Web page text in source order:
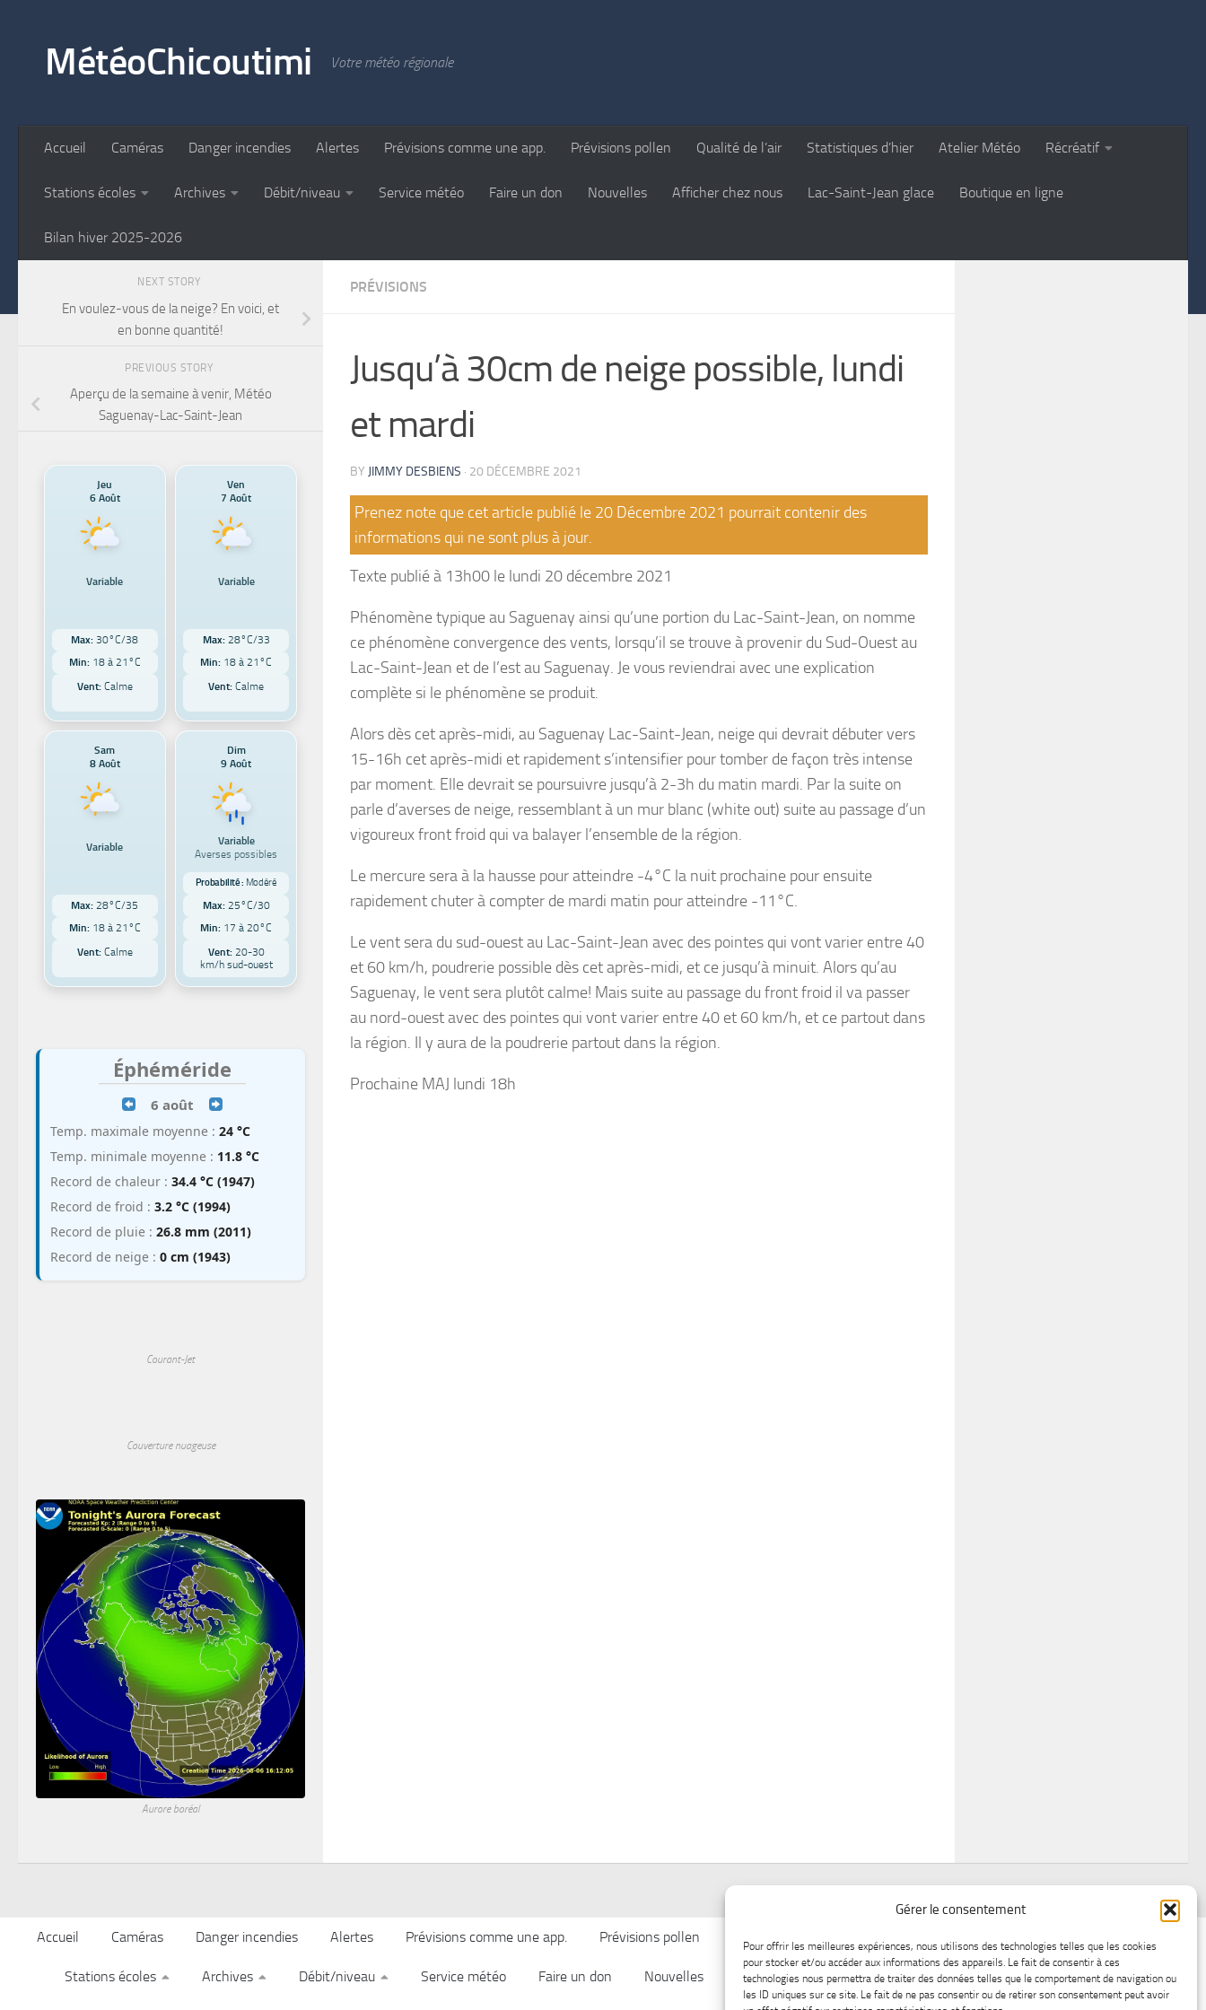
Gérer le consentement
Pour offrir les meilleures expériences, nous utilisons des technologies telles que les cookies
pour stocker et/ou accéder aux informations des appareils. Le fait de consentir à ces
technologies nous permettra de traiter des données telles que le comportement de navigation ou
les ID uniques sur ce site. Le fait de ne pas consentir ou de retirer son consentement peut avoir
MétéoChicoutimi Votre météo régionale
Accueil Caméras Danger incendies Alertes Prévisions comme une app. Prévisions pollen Qualité de l’air Statistiques d’hier Atelier Météo Récréatif
Stations écoles Archives Débit/niveau Service météo Faire un don Nouvelles Afficher chez nous Lac-Saint-Jean glace Boutique en ligne
Bilan hiver 2025-2026
PRÉVISIONS
Jusqu’à 30cm de neige possible, lundi
et mardi
BY JIMMY DESBIENS · 20 DÉCEMBRE 2021
Prenez note que cet article publié le 20 Décembre 2021 pourrait contenir des
informations qui ne sont plus à jour.
Texte publié à 13h00 le lundi 20 décembre 2021
Phénomène typique au Saguenay ainsi qu’une portion du Lac-Saint-Jean, on nomme
ce phénomène convergence des vents, lorsqu’il se trouve à provenir du Sud-Ouest au
Lac-Saint-Jean et de l’est au Saguenay. Je vous reviendrai avec une explication
complète si le phénomène se produit.
Alors dès cet après-midi, au Saguenay Lac-Saint-Jean, neige qui devrait débuter vers
15-16h cet après-midi et rapidement s’intensifier pour tomber de façon très intense
par moment. Elle devrait se poursuivre jusqu’à 2-3h du matin mardi. Par la suite on
parle d’averses de neige, ressemblant à un mur blanc (white out) suite au passage d’un
vigoureux front froid qui va balayer l’ensemble de la région.
Le mercure sera à la hausse pour atteindre -4°C la nuit prochaine pour ensuite
rapidement chuter à compter de mardi matin pour atteindre -11°C.
Le vent sera du sud-ouest au Lac-Saint-Jean avec des pointes qui vont varier entre 40
et 60 km/h, poudrerie possible dès cet après-midi, et ce jusqu’à minuit. Alors qu’au
Saguenay, le vent sera plutôt calme! Mais suite au passage du front froid il va passer
au nord-ouest avec des pointes qui vont varier entre 40 et 60 km/h, et ce partout dans
la région. Il y aura de la poudrerie partout dans la région.
Prochaine MAJ lundi 18h
NEXT STORY
En voulez-vous de la neige? En voici, et
en bonne quantité!
PREVIOUS STORY
Aperçu de la semaine à venir, Météo
Saguenay-Lac-Saint-Jean
Jeu
6 Août
Variable
Max: 30°C/38
Min: 18 à 21°C
Vent:Calme
Ven
7 Août
Variable
Max: 28°C/33
Min: 18 à 21°C
Vent: Calme
Sam
8 Août
Variable
Max: 28°C/35
Min: 18 à 21°C
Vent:Calme
Dim
9 Août
Variable
Averses possibles
Probabilité : Modéré
Max: 25°C/30
Min: 17 à 20°C
Vent:20-30
km/h sud-ouest
Éphéméride
6 août
Temp. maximale moyenne : 24 °C
Temp. minimale moyenne : 11.8 °C
Record de chaleur : 34.4 °C (1947)
Record de froid : 3.2 °C (1994)
Record de pluie : 26.8 mm (2011)
Record de neige : 0 cm (1943)
Courant-Jet
Couverture nuageuse
Aurore boréal
Accueil Caméras Danger incendies Alertes Prévisions comme une app. Prévisions pollen
Stations écoles Archives Débit/niveau Service météo Faire un don Nouvelles Afficher chez nous Lac-Saint-Jean glace Boutique en ligne